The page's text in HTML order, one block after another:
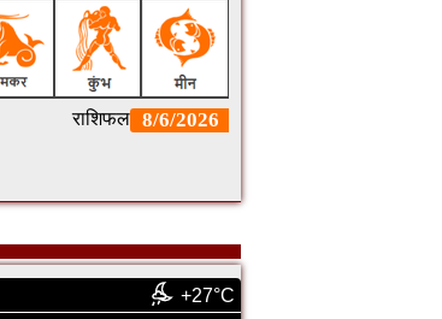
+27°C